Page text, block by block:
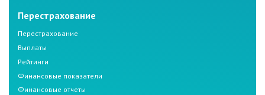
Перестрахование
Перестрахование
Выплаты
Рейтинги
Финансовые показатели
Финансовые отчеты